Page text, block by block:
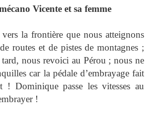
Vicente et sa femme
la frontière que nous atteignons
routes et de pistes de montagnes ;
nous revoici au Pérou ; nous ne
car la pédale d’embrayage fait
! Dominique passe les vitesses au
!